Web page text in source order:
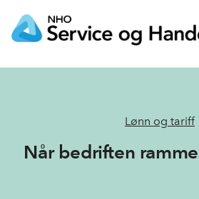
Lønn og tariff
Når bedriften